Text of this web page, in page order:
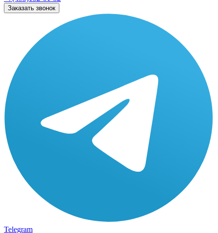
Заказать звонок
Telegram